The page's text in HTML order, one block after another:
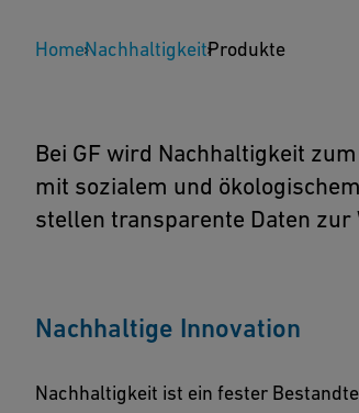
Wir entwickeln Produkte und
HomeNachhaltigkeitProdukte
Bei GF wird Nachhaltigkeit
mit sozialem und
stellen transparente Daten
Nachhaltige Innovation
Nachhaltigkeit ist ein fester